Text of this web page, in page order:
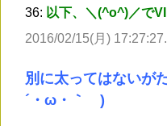
36: 以下、＼(^o^)／で
2016/02/15(月)
別に太ってはないが
´・ω・｀ )